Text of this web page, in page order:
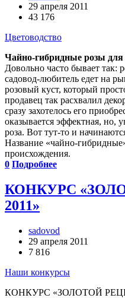
29 апреля 2011
43 176
Цветоводство
Чайно-гибридные розы
Довольно часто бывает так:
садовод-любитель едет на
розовый куст, который
продавец так расхвалил
сразу захотелось его
оказывается эффектная, но,
роза. Вот тут-то и
Название «чайно-
происхождения.
0 Подробнее
КОНКУРС
2011»
sadovod
29 апреля 2011
7 816
Наши конкурсы
КОНКУРС «ЗОЛОТОЙ